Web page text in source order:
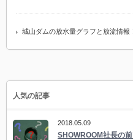
城山ダムの放水量グラフと放流情報
人気の記事
2018.05.09
SHOWROOM社長の